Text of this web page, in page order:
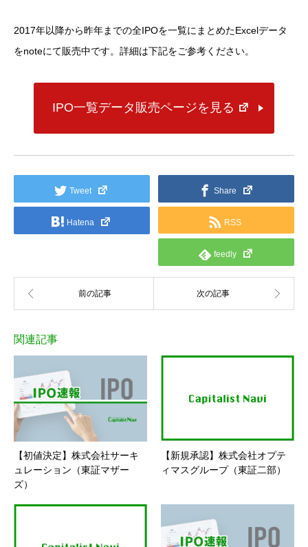
2017年以降から昨年までの全IPOを一覧にまとめたExcelデータ
をnoteにて販売中です。詳細は下記をご参考ください。
IPO一覧データ販売ページを見る
Tweet Share
Hatena RSS
feedly
関連記事
【初値決定】株式会社サーキ
ュレーション（東証マザー
ズ）
【新規承認】株式会社オプテ
ィマスグループ（東証二部）